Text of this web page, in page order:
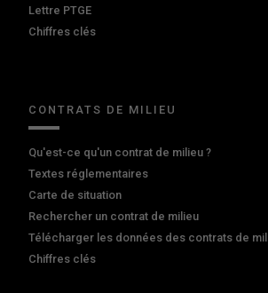
Lettre PTGE
Chiffres clés
CONTRATS DE MILIEU
Qu'est-ce qu'un contrat de milieu ?
Textes réglementaires
Carte de situation
Rechercher un contrat de milieu
Télécharger les données des contrats de
Chiffres clés